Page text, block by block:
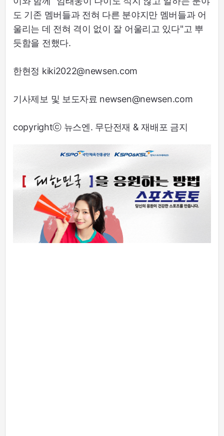
도 기존 멤버들과 전혀 다른 분야지만 멤버들과 어
울리는 데 전혀 격이 없이 잘 어울리고 있다"고 뿌
듯함을 전했다.
한현정 kiki2022@newsen.com
기사제보 및 보도자료 newsen@newsen.com
copyrightⓒ 뉴스엔. 무단전재 & 재배포 금지